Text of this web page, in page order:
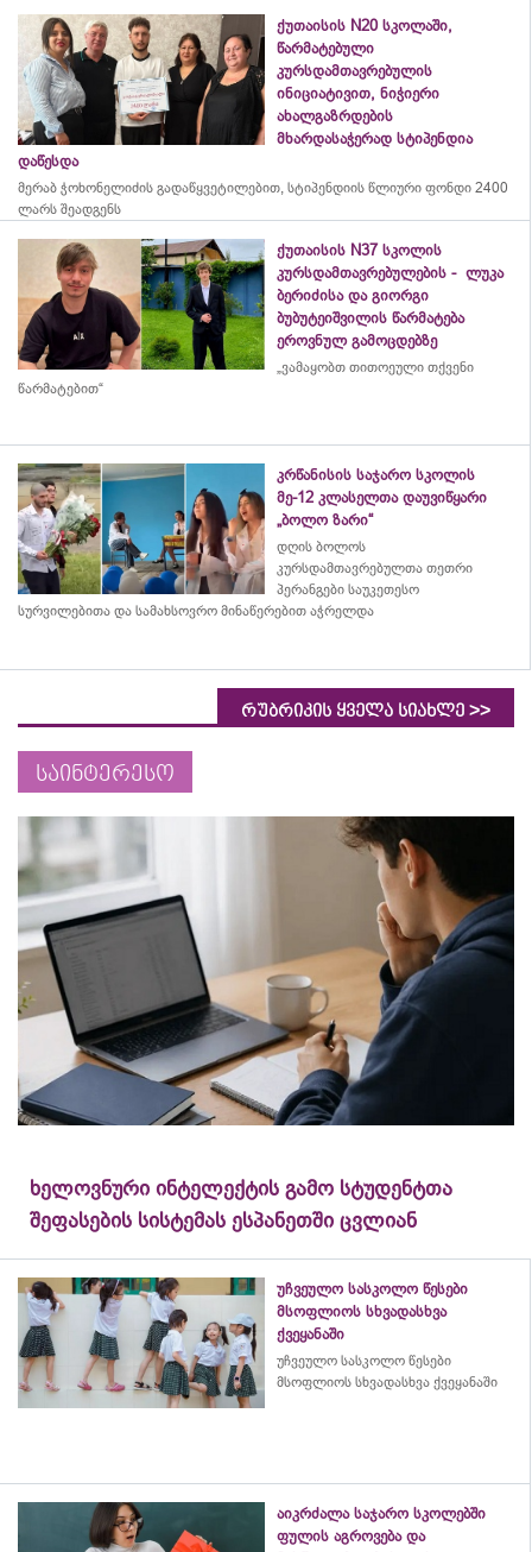
ქუთაისის N20 სკოლაში,
წარმატებული
კურსდამთავრებულის
ინიციატივით, ნიჭიერი
ახალგაზრდების
მხარდასაჭერად სტიპენდია
დაწესდა
მერაბ ჭოხონელიძის გადაწყვეტილებით, სტიპენდიის წლიური ფონდი 2400
ლარს შეადგენს
ქუთაისის N37 სკოლის
კურსდამთავრებულების - ლუკა
ბერიძისა და გიორგი
ბუბუტეიშვილის წარმატება
ეროვნულ გამოცდებზე
„ვამაყობთ თითოეული თქვენი
წარმატებით“
კრწანისის საჯარო სკოლის
მე-12 კლასელთა დაუვიწყარი
„ბოლო ზარი“
დღის ბოლოს
კურსდამთავრებულთა თეთრი
პერანგები საუკეთესო
სურვილებითა და სამახსოვრო მინაწერებით აჭრელდა
რუბრიკის ყველა სიახლე >>
საინტერესო
ხელოვნური ინტელექტის გამო სტუდენტთა
შეფასების სისტემას ესპანეთში ცვლიან
უჩვეულო სასკოლო წესები
მსოფლიოს სხვადასხვა
ქვეყანაში
უჩვეულო სასკოლო წესები
მსოფლიოს სხვადასხვა ქვეყანაში
აიკრძალა საჯარო სკოლებში
ფულის აგროვება და